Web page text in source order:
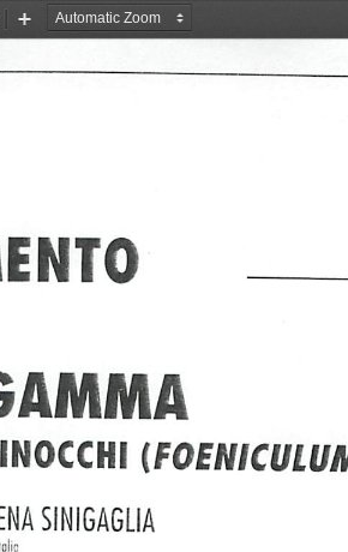
Zoom
SIMGAGLIA